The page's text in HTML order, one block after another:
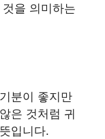
을 의미하는
분이 좋지만
은 것처럼 귀
입니다.